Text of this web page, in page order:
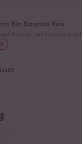
Bio Basmati Reis